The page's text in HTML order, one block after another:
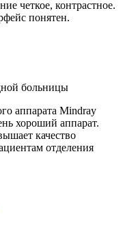
четкое, контрастное.
понятен.
больницы
аппарата Mindray
хороший аппарат.
качество
отделения